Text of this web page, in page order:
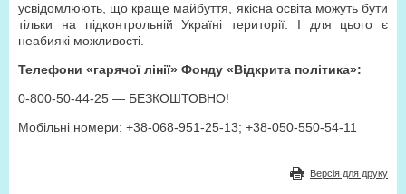
усвідомлюють, що краще майбуття, якісна освіта можуть бути
тільки на підконтрольній Україні території. І для цього є
неабиякі можливості.
Телефони «гарячої лінії» Фонду «Відкрита політика»:
0-800-50-44-25 — БЕЗКОШТОВНО!
Мобільні номери: +38-068-951-25-13; +38-050-550-54-11
Версія для друку